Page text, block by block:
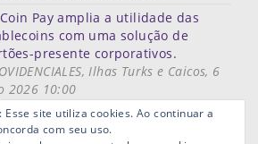
Pay amplia a utilidade das
com uma solução de
presente corporativos.
Ilhas Turks e Caicos, 6
2026 10:00
Esse site utiliza cookies. Ao continuar a
com seu uso.